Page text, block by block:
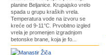
planine Beljanice. Krupajsko vrelo
spada u grupu kraških vrela.
Temperatura vode na izvoru se
kreće od 9-11°C. Prvobitno izgled
vrela je promenjen izgradnjom
betonske brane, koja je fo...